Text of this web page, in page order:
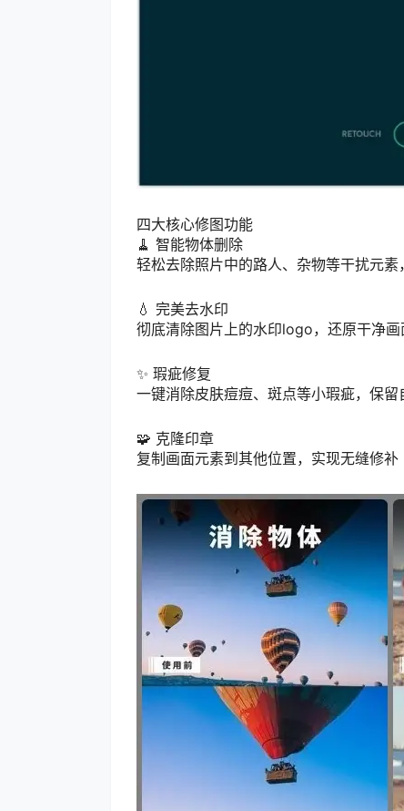
四大核心修图功能
🧹 智能物体删除
轻松去除照片中的路人、杂物等干扰元素
💧 完美去水印
彻底清除图片上的水印logo，还原干净画
✨ 瑕疵修复
一键消除皮肤痘痘、斑点等小瑕疵，保留
🧩 克隆印章
复制画面元素到其他位置，实现无缝修补